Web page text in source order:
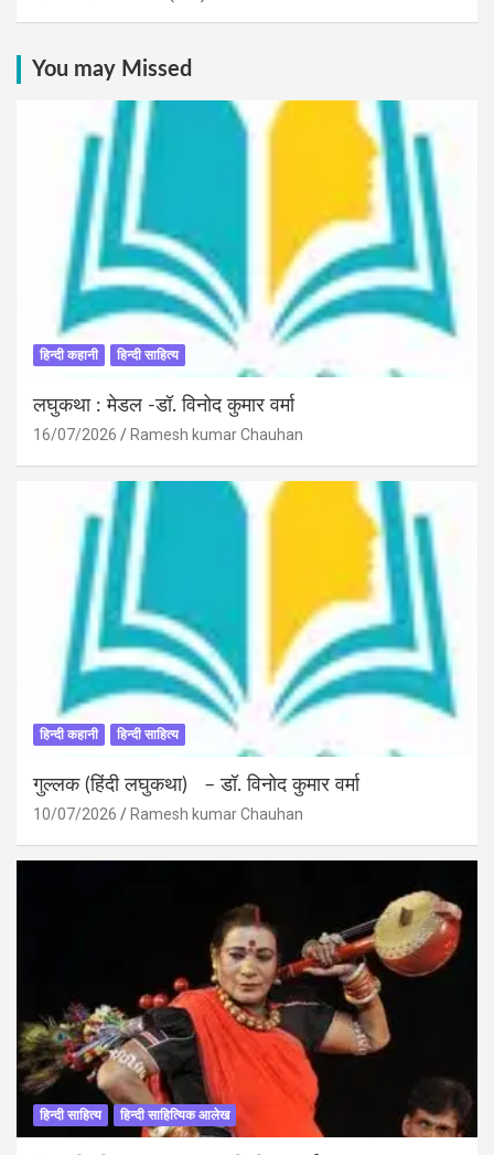
You may Missed
हिन्दी कहानी हिन्दी साहित्य
लघुकथा : मेडल -डॉ. विनोद कुमार वर्मा
16/07/2026 Ramesh kumar Chauhan
हिन्दी कहानी हिन्दी साहित्य
गुल्लक (हिंदी लघुकथा) – डॉ. विनोद कुमार वर्मा
10/07/2026 Ramesh kumar Chauhan
हिन्दी साहित्य हिन्दी साहित्यिक आलेख